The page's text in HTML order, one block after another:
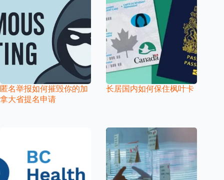
匿名举报如何摧毁你的加
拿大省提名申请
长居国内如何保住枫叶卡